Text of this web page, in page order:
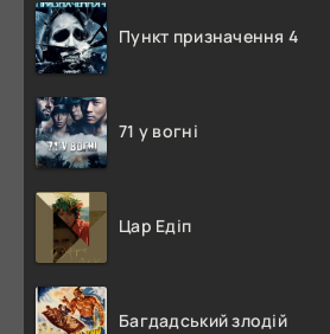
Пункт призначення 4
71 у вогні
Цар Едіп
Багдадський злодій